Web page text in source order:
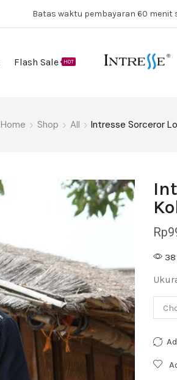
Batas waktu pembayaran 60 menit
Flash Sale HOT
Home Shop All Intresse Sorceror
Rp